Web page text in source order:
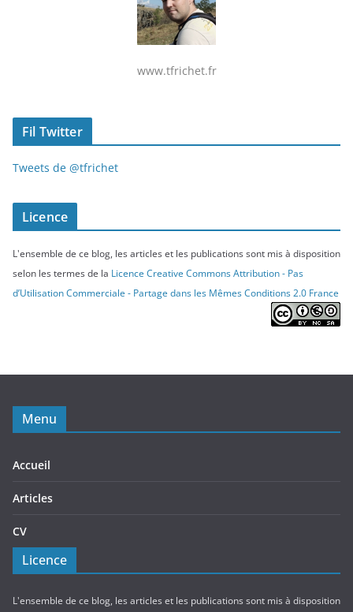
www.tfrichet.fr
Fil Twitter
Tweets de @tfrichet
Licence
L'ensemble de ce blog, les articles et les publications sont mis à disposition
selon les termes de la Licence Creative Commons Attribution - Pas
d’Utilisation Commerciale - Partage dans les Mêmes Conditions 2.0 France
Menu
Accueil
Articles
CV
Licence
L'ensemble de ce blog, les articles et les publications sont mis à disposition